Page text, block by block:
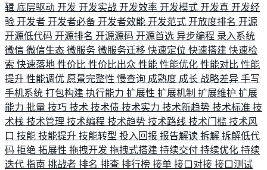
辑 底层驱动 开发 开发实战 开发效率 开发模式 开发真 开发经
验 开发者 开发者必备 开发者效能 开发范式 开放度排名 开源
开源低代码 开源排名 开源源码 开源首选 异步编程 录入系统
微信 微信生态 微服务 微服务迁移 快速定位 快速搭建 快速检
索 快速落地 性价比 性价比出众 性能 性能优化 性能对比 性能
提升 性能调优 愿景完整性 慢查询 成熟度 成长 战略差异 手写
手机系统 打包构建 执行能力 扩展性 扩展机制 扩展维护 扩展
能力 批量 技巧 技术 技术债 技术实力 技术新趋势 技术标准 技
术栈 技术管理 技术编程 技术趋势 技术路线 技术门槛 技术风
口 技能 技能提升 技能转型 投入回报 报告解读 拆解 拆解低代
码 拒绝 拓展性 拖拽开发 拖拽式搭建 持续交付 持续优化 持续
迭代 指南 挑战者 排名 排查 排行榜 接单 接口对接 接口测试